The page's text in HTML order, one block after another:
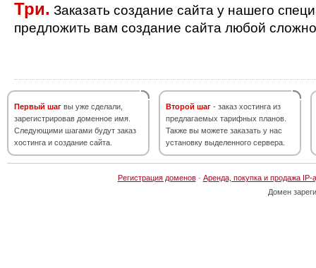
Три. Заказать создание сайта у нашего
предложить вам создание сайта любой
Первый шаг вы уже сделали,
зарегистрировав доменное имя.
Следующими шагами будут заказ
хостинга и создание сайта.
Второй шаг - заказ хостинга из
предлагаемых тарифных планов.
Также вы можете заказать у нас
установку выделенного сервера.
Регистрация доменов· Аренда, покупка и продажа IP-
Домен